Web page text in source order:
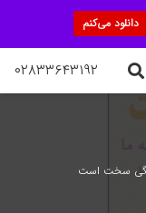
۰۲۸۳۳۶۴۳۱۹۲
سخت است
دانلود می‌کنم